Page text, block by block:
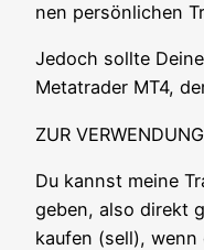
nen per­sön­li­chen
Jedoch soll­te
Metat­rader MT4,
ZUR
Du kannst mei­ne
ge­ben, also direkt
kau­fen (sell),